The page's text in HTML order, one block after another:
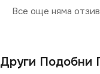
Все още няма
Други Подобни